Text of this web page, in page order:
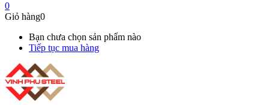
0
Giỏ hàng0
Bạn chưa chọn sản phẩm nào
Tiếp tục mua hàng